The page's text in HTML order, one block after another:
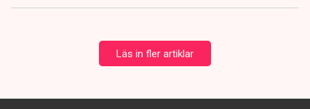
Läs in fler artiklar